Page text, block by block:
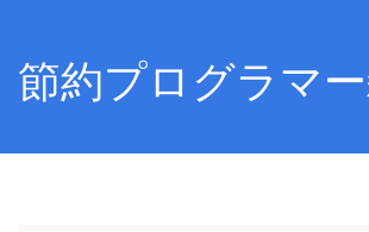
節約プログラマ